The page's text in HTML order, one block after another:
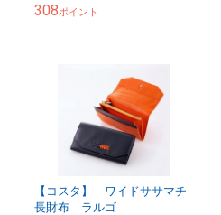
308ポイント
【コスタ】 ワイドササマチ
長財布 ラルゴ